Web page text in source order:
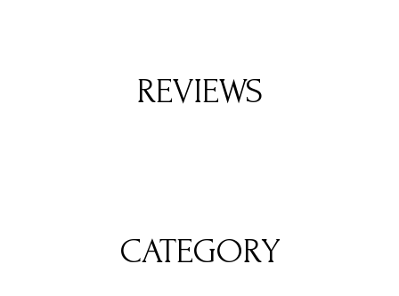
REVIEWS
CATEGORY